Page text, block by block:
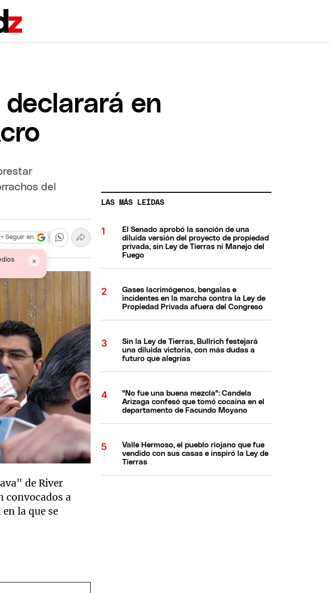
en
del
×
+ Seguir en
de River
convocados a
la que se
LAS MÁS LEÍDAS
El Senado aprobó la sanción de una
diluida versión del proyecto de propiedad
privada, sin Ley de Tierras ni Manejo del
Fuego
Gases lacrimógenos, bengalas e
incidentes en la marcha contra la Ley de
Propiedad Privada afuera del Congreso
Sin la Ley de Tierras, Bullrich festejará
una diluida victoria, con más dudas a
futuro que alegrías
"No fue una buena mezcla": Candela
Arizaga confesó que tomó cocaína en el
departamento de Facundo Moyano
Valle Hermoso, el pueblo riojano que fue
vendido con sus casas e inspiró la Ley de
Tierras